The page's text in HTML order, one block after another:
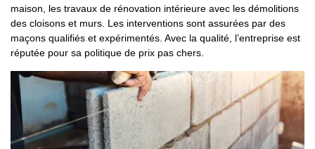
maison, les travaux de rénovation intérieure avec les démolitions
des cloisons et murs. Les interventions sont assurées par des
maçons qualifiés et expérimentés. Avec la qualité, l’entreprise est
réputée pour sa politique de prix pas chers.